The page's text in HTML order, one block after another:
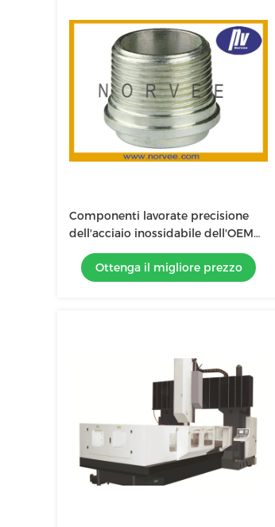
Componenti lavorate precisione
dell'acciaio inossidabile dell'OEM
con tolleranza di 0.0001mm
Ottenga il migliore prezzo